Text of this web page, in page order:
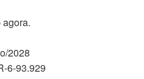
2028
6-93.929